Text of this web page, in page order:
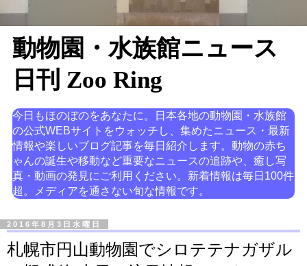
動物園・水族館ニュース
日刊 Zoo Ring
今日もほのぼのをあなたに。日本各地の動物園・水族館
の公式WEBサイトをウォッチし、集めたニュース・最新
情報や楽しいブログ記事を毎日紹介します。動物の赤ち
ゃんの誕生や移動など重要なニュースの追跡や、癒し写
真・動画の発見にご利用ください。新着情報は毎日100件
超。メディアを通さない旬な情報です。
2016年8月3日水曜日
札幌市円山動物園でシロテテナガザル